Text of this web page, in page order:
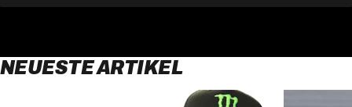
NEUESTE ARTIKEL